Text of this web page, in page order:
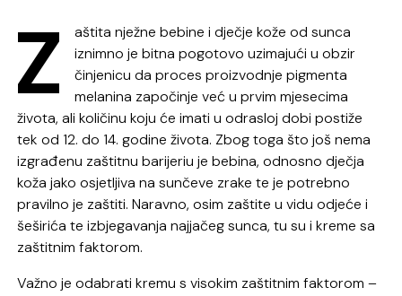
Z
aštita nježne bebine i dječje kože od sunca
iznimno je bitna pogotovo uzimajući u obzir
činjenicu da proces proizvodnje pigmenta
melanina započinje već u prvim mjesecima
života, ali količinu koju će imati u odrasloj dobi postiže
tek od 12. do 14. godine života. Zbog toga što još nema
izgrađenu zaštitnu barijeriu je bebina, odnosno dječja
koža jako osjetljiva na sunčeve zrake te je potrebno
pravilno je zaštiti. Naravno, osim zaštite u vidu odjeće i
šeširića te izbjegavanja najjačeg sunca, tu su i kreme sa
zaštitnim faktorom.
Važno je odabrati kremu s visokim zaštitnim faktorom –